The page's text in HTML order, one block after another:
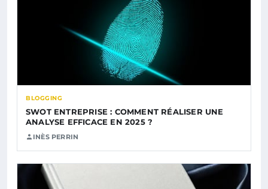
BLOGGING
SWOT ENTREPRISE : COMMENT RÉALISER UNE
ANALYSE EFFICACE EN 2025 ?
INÈS PERRIN